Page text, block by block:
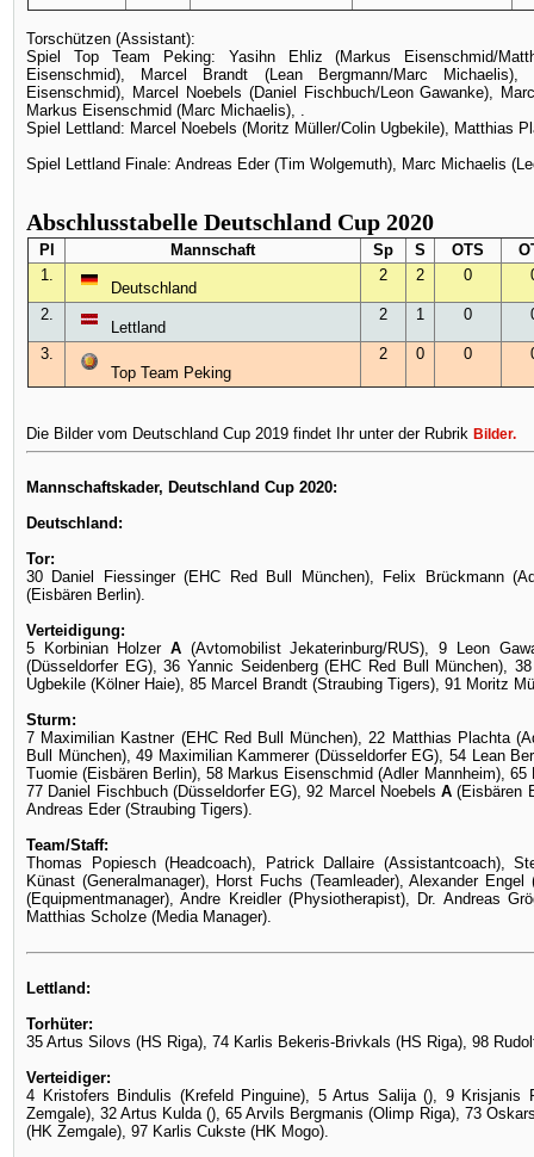
Torschützen (Assistant):
Spiel Top Team Peking: Yasihn Ehliz (Markus Eisenschmid/
Eisenschmid), Marcel Brandt (Lean Bergmann/Marc
Eisenschmid), Marcel Noebels (Daniel Fischbuch/Leon Gawanke),
Markus Eisenschmid (Marc Michaelis), .
Spiel Lettland: Marcel Noebels (Moritz Müller/Colin Ugbekile), Matthias
Spiel Lettland Finale: Andreas Eder (Tim Wolgemuth), Marc Michaelis
Abschlusstabelle Deutschland Cup 2020
Pl Mannschaft Sp S OTS
1.
Deutschland
2 2 0
2.
Lettland
2 1 0
3.
Top Team Peking
2 0 0
Die Bilder vom Deutschland Cup 2019 findet Ihr unter der Rubrik Bilder.
Mannschaftskader, Deutschland Cup 2020:
Deutschland:
Tor:
30 Daniel Fiessinger (EHC Red Bull München), Felix Brückmann
(Eisbären Berlin).
Verteidigung:
5 Korbinian HolzerA (Avtomobilist Jekaterinburg/RUS), 9 Leon
(Düsseldorfer EG), 36 Yannic Seidenberg (EHC Red Bull München),
Ugbekile (Kölner Haie), 85 Marcel Brandt (Straubing Tigers), 91 Moritz
Sturm:
7 Maximilian Kastner (EHC Red Bull München), 22 Matthias Plachta
Bull München), 49 Maximilian Kammerer (Düsseldorfer EG), 54 Lean
Tuomie (Eisbären Berlin), 58 Markus Eisenschmid (Adler Mannheim),
77 Daniel Fischbuch (Düsseldorfer EG), 92 Marcel Noebels A (Eisbären
Andreas Eder (Straubing Tigers).
Team/Staff:
Thomas Popiesch (Headcoach), Patrick Dallaire (Assistantcoach),
Künast (Generalmanager), Horst Fuchs (Teamleader), Alexander
(Equipmentmanager), Andre Kreidler (Physiotherapist), Dr. Andreas
Matthias Scholze (Media Manager).
Lettland:
Torhüter:
35 Artus Silovs (HS Riga), 74 Karlis Bekeris-Brivkals (HS Riga), 98
Verteidiger:
4 Kristofers Bindulis (Krefeld Pinguine), 5 Artus Salija (), 9 Krisjanis
Zemgale), 32 Artus Kulda (), 65 Arvils Bergmanis (Olimp Riga), 73
(HK Zemgale), 97 Karlis Cukste (HK Mogo).